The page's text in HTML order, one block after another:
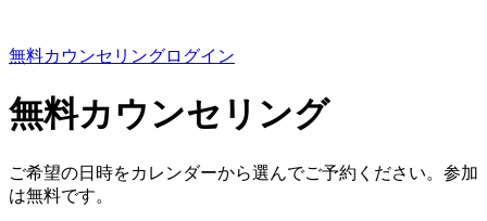
無料カウンセリングログイン
無料カウンセリング
ご希望の日時をカレンダーから選んでご予約ください。参加
は無料です。